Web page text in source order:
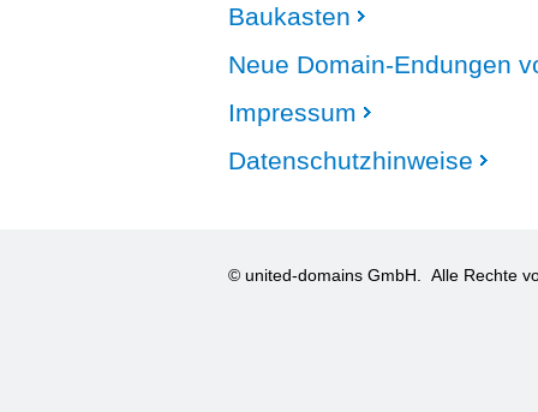
Baukasten
Neue Domain-Endungen
Impressum
Datenschutzhinweise
© united-domains GmbH. Alle Rechte